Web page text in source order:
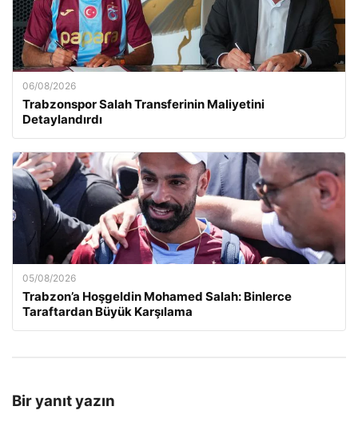
06/08/2026
Trabzonspor Salah Transferinin Maliyetini
Detaylandırdı
05/08/2026
Trabzon’a Hoşgeldin Mohamed Salah: Binlerce
Taraftardan Büyük Karşılama
Bir yanıt yazın